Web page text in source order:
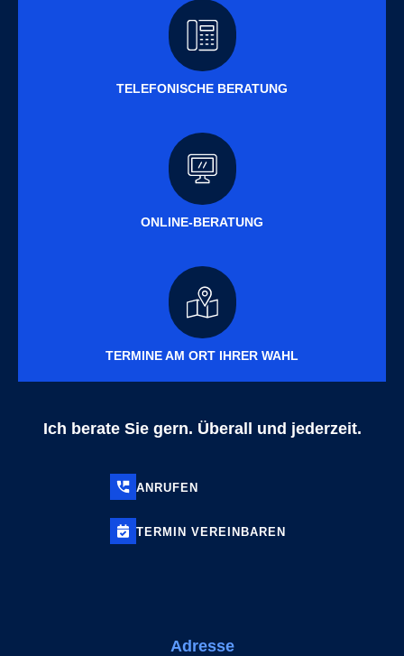
TELEFONISCHE BERATUNG
ONLINE-BERATUNG
TERMINE AM ORT IHRER WAHL
Ich berate Sie gern. Überall und jederzeit.
ANRUFEN
TERMIN VEREINBAREN
Adresse